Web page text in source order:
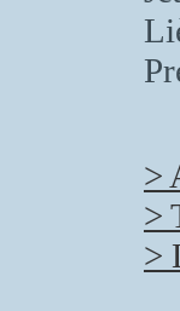
>
>
>